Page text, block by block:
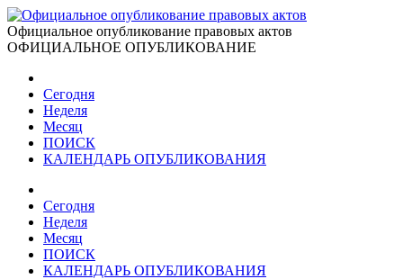
Официальное опубликование правовых актов
ОФИЦИАЛЬНОЕ ОПУБЛИКОВАНИЕ
Сегодня
Неделя
Месяц
ПОИСК
КАЛЕНДАРЬ ОПУБЛИКОВАНИЯ
Сегодня
Неделя
Месяц
ПОИСК
КАЛЕНДАРЬ ОПУБЛИКОВАНИЯ